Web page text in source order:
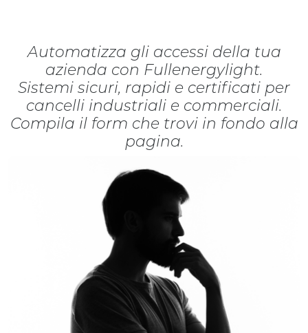
Automatizza gli accessi della tua
azienda con Fullenergylight.
Sistemi sicuri, rapidi e certificati per
cancelli industriali e commerciali.
Compila il form che trovi in fondo alla
pagina.